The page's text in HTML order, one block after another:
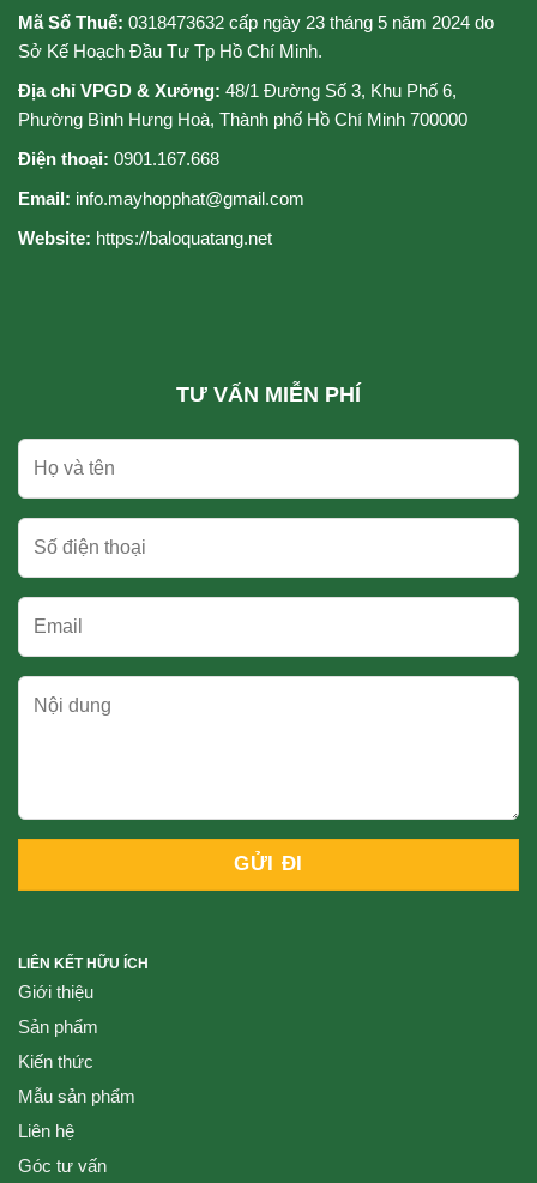
Mã Số Thuế: 0318473632 cấp ngày 23 tháng 5 năm 2024 do
Sở Kế Hoạch Đầu Tư Tp Hồ Chí Minh.
Địa chỉ VPGD & Xưởng: 48/1 Đường Số 3, Khu Phố 6,
Phường Bình Hưng Hoà, Thành phố Hồ Chí Minh 700000
Điện thoại: 0901.167.668
Email: info.mayhopphat@gmail.com
Website: https://baloquatang.net
TƯ VẤN MIỄN PHÍ
LIÊN KẾT HỮU ÍCH
Giới thiệu
Sản phẩm
Kiến thức
Mẫu sản phẩm
Liên hệ
Góc tư vấn